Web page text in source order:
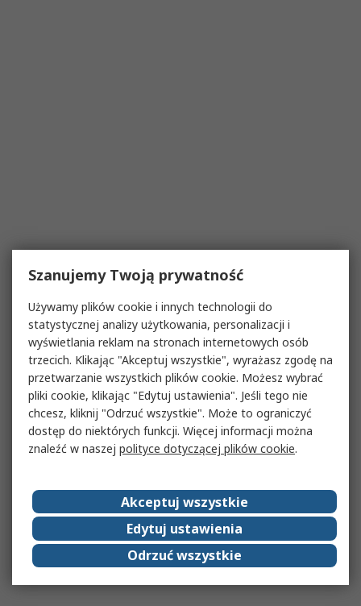
Szanujemy Twoją prywatność
Używamy plików cookie i innych technologii do
statystycznej analizy użytkowania, personalizacji i
wyświetlania reklam na stronach internetowych osób
trzecich. Klikając "Akceptuj wszystkie", wyrażasz zgodę na
przetwarzanie wszystkich plików cookie. Możesz wybrać
pliki cookie, klikając "Edytuj ustawienia". Jeśli tego nie
chcesz, kliknij "Odrzuć wszystkie". Może to ograniczyć
dostęp do niektórych funkcji. Więcej informacji można
znaleźć w naszej polityce dotyczącej plików cookie.
Akceptuj wszystkie
Edytuj ustawienia
Odrzuć wszystkie